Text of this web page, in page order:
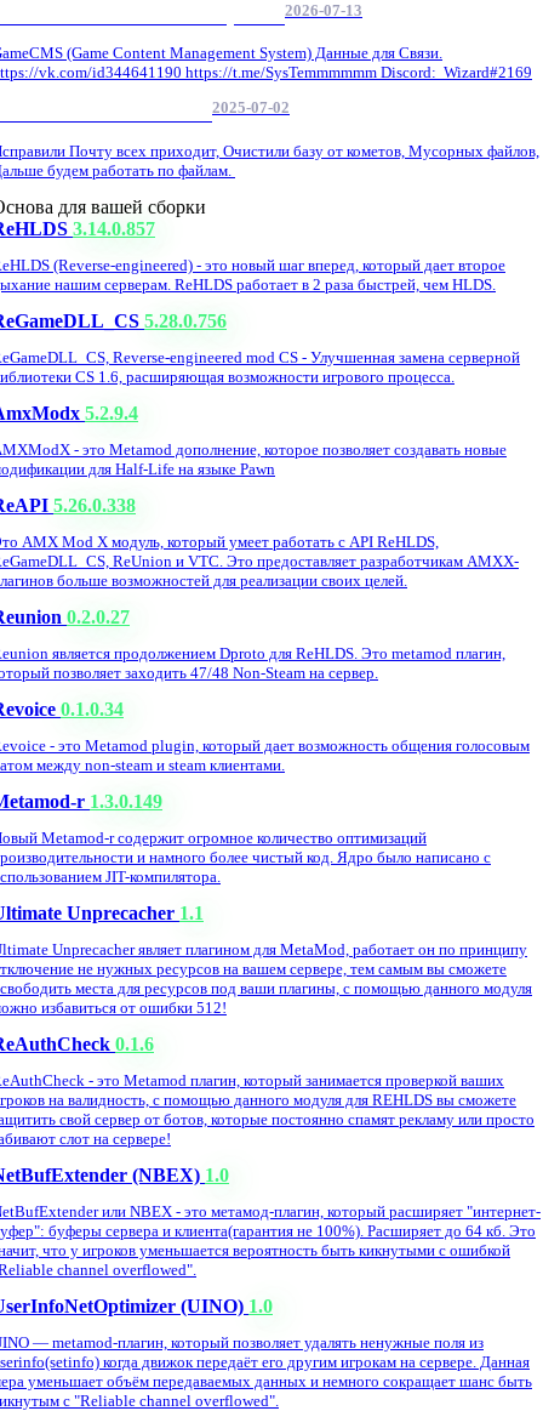
2026-07-13
(Game Content Management System) Данные для Связи.
vk.com/id344641190 https://t.me/SysTemmmmmm Discord: Wizard#2169
2025-07-02
Почту всех приходит, Очистили базу от кометов, Мусорных файлов,
будем работать по файлам.
для вашей сборки
3.14.0.857
(Reverse-engineered) - это новый шаг вперед, который дает второе
нашим серверам. ReHLDS работает в 2 раза быстрей, чем HLDS.
5.28.0.756
Reverse-engineered mod CS - Улучшенная замена серверной
CS 1.6, расширяющая возможности игрового процесса.
5.2.9.4
- это Metamod дополнение, которое позволяет создавать новые
для Half-Life на языке Pawn
5.26.0.338
AMX Mod X модуль, который умеет работать с API ReHLDS,
ReUnion и VTC. Это предоставляет разработчикам AMXX-
больше возможностей для реализации своих целей.
0.2.0.27
является продолжением Dproto для ReHLDS. Это metamod плагин,
позволяет заходить 47/48 Non-Steam на сервер.
0.1.0.34
- это Metamod plugin, который дает возможность общения голосовым
между non-steam и steam клиентами.
r 1.3.0.149
Metamod-r содержит огромное количество оптимизаций
и намного более чистый код. Ядро было написано с
JIT-компилятора.
Unprecacher 1.1
Unprecacher являет плагином для MetaMod, работает он по принципу
не нужных ресурсов на вашем сервере, тем самым вы сможете
места для ресурсов под ваши плагины, с помощью данного модуля
избавиться от ошибки 512!
0.1.6
- это Metamod плагин, который занимается проверкой ваших
на валидность, с помощью данного модуля для REHLDS вы сможете
свой сервер от ботов, которые постоянно спамят рекламу или просто
слот на сервере!
(NBEX) 1.0
или NBEX - это метамод-плагин, который расширяет "интернет-
буферы сервера и клиента(гарантия не 100%). Расширяет до 64 кб. Это
что у игроков уменьшается вероятность быть кикнутыми с ошибкой
channel overflowed".
(UINO) 1.0
— metamod-плагин, который позволяет удалять ненужные поля из
когда движок передаёт его другим игрокам на сервере. Данная
уменьшает объём передаваемых данных и немного сокращает шанс быть
с "Reliable channel overflowed".